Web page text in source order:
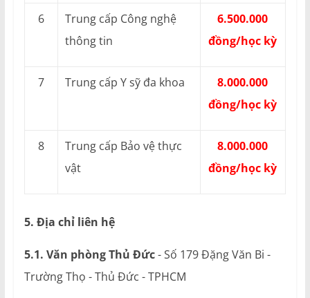
6
Trung cấp Công nghệ
thông tin
6.500.000
đồng/học kỳ
7 Trung cấp Y sỹ đa khoa
8.000.000
đồng/học kỳ
8
Trung cấp Bảo vệ thực
vật
8.000.000
đồng/học kỳ
5. Địa chỉ liên hệ
5.1. Văn phòng Thủ Đức- Số 179 Đặng Văn Bi -
Trường Thọ - Thủ Đức - TPHCM